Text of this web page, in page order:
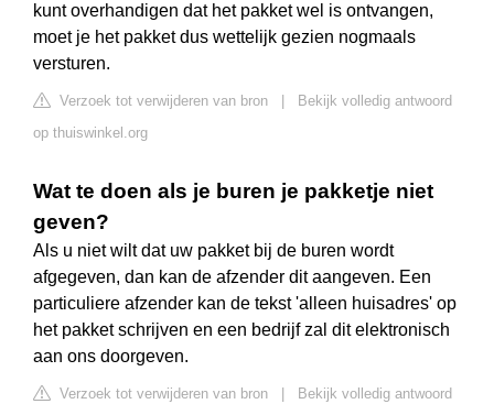
kunt overhandigen dat het pakket wel is ontvangen,
moet je het pakket dus wettelijk gezien nogmaals
versturen.
Verzoek tot verwijderen van bron
Bekijk volledig antwoord
op thuiswinkel.org
Wat te doen als je buren je pakketje niet
geven?
Als u niet wilt dat uw pakket bij de buren wordt
afgegeven, dan kan de afzender dit aangeven. Een
particuliere afzender kan de tekst 'alleen huisadres' op
het pakket schrijven en een bedrijf zal dit elektronisch
aan ons doorgeven.
Verzoek tot verwijderen van bron
Bekijk volledig antwoord